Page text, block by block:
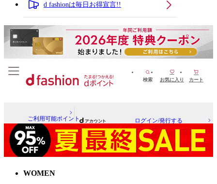
d fashionは毎日お得宣言!!
検索 お気に入り カート
ご利用可能ポイント ログイン/発行する
WOMEN